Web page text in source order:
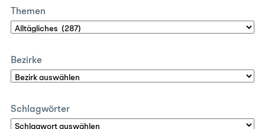
Themen
Bezirke
Schlagwörter